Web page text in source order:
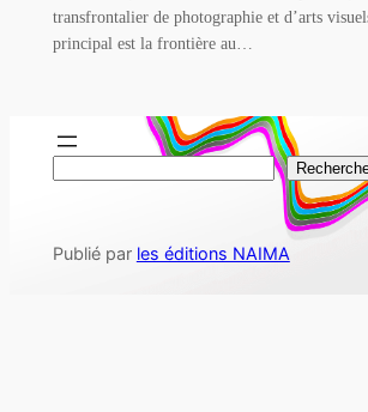
transfrontalier de photographie et d’arts
principal est la frontière au…
h
Publié par les éditions NAIMA